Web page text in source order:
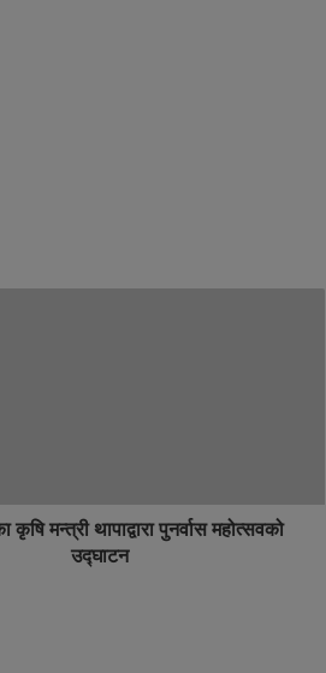
मन्त्री थापाद्वारा पुनर्वास महोत्सवको
उद्घाटन